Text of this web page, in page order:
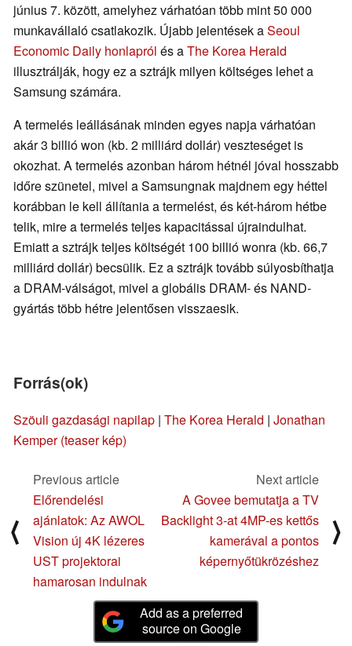
június 7. között, amelyhez várhatóan több mint 50 000
munkavállaló csatlakozik. Újabb jelentések aSeoul
Economic Daily honlapról és aThe Korea Herald
illusztrálják, hogy ez a sztrájk milyen költséges lehet a
Samsung számára.
A termelés leállásának minden egyes napja várhatóan
akár 3 billió won (kb. 2 milliárd dollár) veszteséget is
okozhat. A termelés azonban három hétnél jóval hosszabb
időre szünetel, mivel a Samsungnak majdnem egy héttel
korábban le kell állítania a termelést, és két-három hétbe
telik, mire a termelés teljes kapacitással újraindulhat.
Emiatt a sztrájk teljes költségét 100 billió wonra (kb. 66,7
milliárd dollár) becsülik. Ez a sztrájk tovább súlyosbíthatja
a DRAM-válságot, mivel a globális DRAM- és NAND-
gyártás több hétre jelentősen visszaesik.
Forrás(ok)
Szöuli gazdasági napilap | The Korea Herald | Jonathan
Kemper (teaser kép)
⟨
Previous article
Előrendelési
ajánlatok: Az AWOL
Vision új 4K lézeres
UST projektorai
hamarosan indulnak
Next article
A Govee bemutatja a TV
Backlight 3-at 4MP-es kettős
kamerával a pontos
képernyőtükrözéshez
⟩
Add as a preferred
source on Google